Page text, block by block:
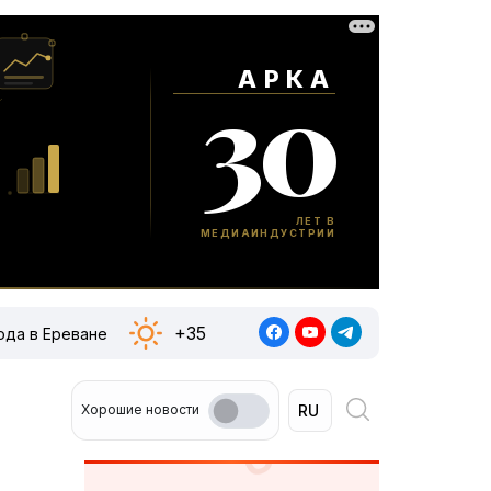
в Ереване +35
Хорошие новости